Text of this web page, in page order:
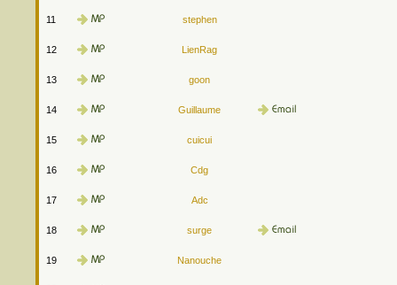
11 stephen
12 LienRag
13 goon
14 Guillaume
15 cuicui
16 Cdg
17 Adc
18 surge
19 Nanouche